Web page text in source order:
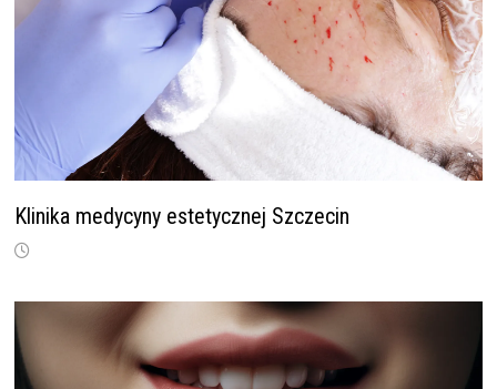
Klinika medycyny estetycznej Szczecin